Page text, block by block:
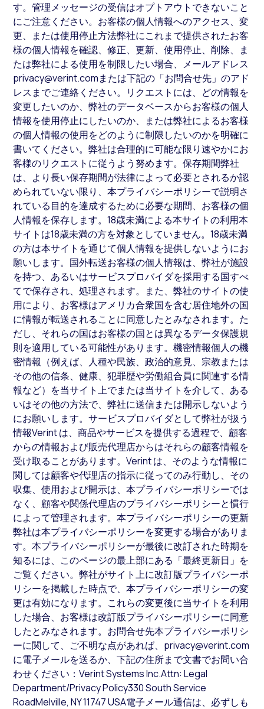
す。管理メッセージの受信はオプトアウトできないこと
にご注意ください。お客様の個人情報へのアクセス、変
更、または使用停止方法弊社にこれまで提供されたお客
様の個人情報を確認、修正、更新、使用停止、削除、ま
たは弊社による使用を制限したい場合、メールアドレス
privacy@verint.comまたは下記の「お問合せ先」のアド
レスまでご連絡ください。リクエストには、どの情報を
変更したいのか、弊社のデータベースからお客様の個人
情報を使用停止にしたいのか、または弊社によるお客様
の個人情報の使用をどのように制限したいのかを明確に
書いてください。弊社は合理的に可能な限り速やかにお
客様のリクエストに従うよう努めます。保存期間弊社
は、より長い保存期間が法律によって必要とされるか認
められていない限り、本プライバシーポリシーで説明さ
れている目的を達成するために必要な期間、お客様の個
人情報を保存します。18歳未満による本サイトの利用本
サイトは18歳未満の方を対象としていません。18歳未満
の方は本サイトを通じて個人情報を提供しないようにお
願いします。国外転送お客様の個人情報は、弊社が施設
を持つ、あるいはサービスプロバイダを採用する国すべ
てで保存され、処理されます。また、弊社のサイトの使
用により、お客様はアメリカ合衆国を含む居住地外の国
に情報が転送されることに同意したとみなされます。た
だし、それらの国はお客様の国とは異なるデータ保護規
則を適用している可能性があります。機密情報個人の機
密情報（例えば、人種や民族、政治的意見、宗教または
その他の信条、健康、犯罪歴や労働組合員に関連する情
報など）を当サイト上でまたは当サイトを介して、ある
いはその他の方法で、弊社に送信または開示しないよう
にお願いします。サービスプロバイダとして弊社が扱う
情報Verint は、商品やサービスを提供する過程で、顧客
からの情報および販売代理店からはそれらの顧客情報を
受け取ることがあります。Verint は、そのような情報に
関しては顧客や代理店の指示に従ってのみ行動し、その
収集、使用および開示は、本プライバシーポリシーでは
なく、顧客や関係代理店のプライバシーポリシーと慣行
によって管理されます。本プライバシーポリシーの更新
弊社は本プライバシーポリシーを変更する場合がありま
す。本プライバシーポリシーが最後に改訂された時期を
知るには、このページの最上部にある「最終更新日」を
ご覧ください。弊社がサイト上に改訂版プライバシーポ
リシーを掲載した時点で、本プライバシーポリシーの変
更は有効になります。これらの変更後に当サイトを利用
した場合、お客様は改訂版プライバシーポリシーに同意
したとみなされます。お問合せ先本プライバシーポリシ
ーに関して、ご不明な点があれば、privacy@verint.com
に電子メールを送るか、下記の住所まで文書でお問い合
わせください：Verint Systems Inc.Attn: Legal
Department/Privacy Policy330 South Service
RoadMelville, NY 11747 USA電子メール通信は、必ずしも